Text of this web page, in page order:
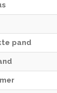
pand